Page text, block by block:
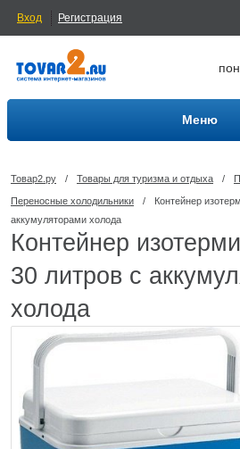
Вход Регистрация
Меню
Товар2.ру / Товары для туризма и отдыха /
Переносные холодильники /
Контейнер
аккумуляторами холода
Контейнер
30 литров с
холода